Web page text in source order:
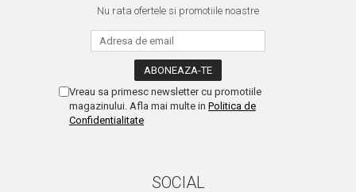
Nu rata ofertele si promotiile noastre
Vreau sa primesc newsletter cu promotiile
magazinului. Afla mai multe in Politica de
Confidentialitate
SOCIAL